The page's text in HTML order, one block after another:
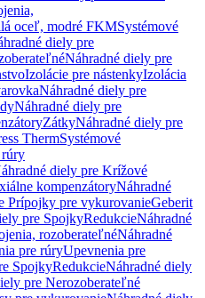
oceľ, modré FKMSystémové
diely pre
Náhradné diely pre
Izolácie pre nástenkyIzolácia
Náhradné diely pre
Náhradné diely pre
ZátkyNáhradné diely pre
ThermSystémové
rúry
diely pre Krížové
kompenzátoryNáhradné
Prípojky pre vykurovanieGeberit
pre SpojkyRedukcieNáhradné
rozoberateľnéNáhradné
pre rúryUpevnenia pre
SpojkyRedukcieNáhradné diely
pre Nerozoberateľné